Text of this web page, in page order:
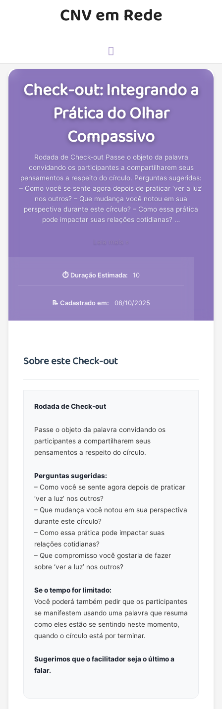
CNV em Rede
Menu
principal
Check-out: Integrando a
Prática do Olhar
Compassivo
Rodada de Check-out Passe o objeto da palavra
convidando os participantes a compartilharem seus
pensamentos a respeito do círculo. Perguntas sugeridas:
– Como você se sente agora depois de praticar ‘ver a luz’
nos outros? – Que mudança você notou em sua
perspectiva durante este círculo? – Como essa prática
pode impactar suas relações cotidianas? …
a
Olhar
⏱️ Duração Estimada: 10
📝 Cadastrado em: 08/10/2025
Sobre este Check-out
Rodada de Check-out
Passe o objeto da palavra convidando os
participantes a compartilharem seus
pensamentos a respeito do círculo.
Perguntas sugeridas:
– Como você se sente agora depois de praticar
‘ver a luz’ nos outros?
– Que mudança você notou em sua perspectiva
durante este círculo?
– Como essa prática pode impactar suas
relações cotidianas?
– Que compromisso você gostaria de fazer
sobre ‘ver a luz’ nos outros?
Se o tempo for limitado:
Você poderá também pedir que os participantes
se manifestem usando uma palavra que resuma
como eles estão se sentindo neste momento,
quando o círculo está por terminar.
Sugerimos que o facilitador seja o último a
falar.